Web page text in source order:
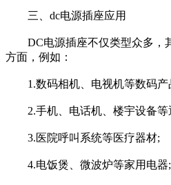
三、dc电源插座应用
DC电源插座不仅类型众多，其
方面，例如：
1.数码相机、电视机等数码产
2.手机、电话机、楼宇设备等
3.医院呼叫系统等医疗器材;
4.电饭煲、微波炉等家用电器;